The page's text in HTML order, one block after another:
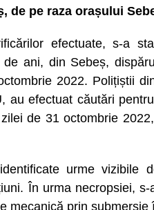
de pe raza orașului
efectuate, s-a
ani, din Sebeș,
2022. Polițiștii
au efectuat căutări
de 31 octombrie
urme vizibile
În urma necropsiei,
mecanică prin submersie